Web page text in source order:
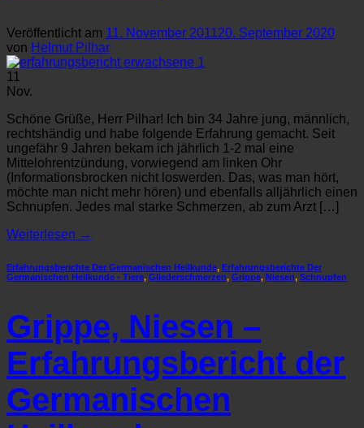
Veröffentlicht am 11. November 201120. September 2020
von Helmut Pilhar
11
Nov.
Schöne Grüße, Herr Pilhar! Ich bin 34 Jahre jung, männlich,
rechtshändig und habe folgende Erfahrung gemacht. Seit
ungefähr 9 Jahren bekam ich jährlich 1-2 mal eine
Mittelohrentzündung, vorwiegend am linken Ohr
(Informationsbrocken nicht loswerden. Das, was man hört,
möchte man nicht mehr hören) und ebenfalls alljährlich einen
Schnupfen. Jedes mal starke Schmerzen, ab zum Arzt […]
Weiterlesen →
Erfahrungsberichte Der Germanischen Heilkunde, Erfahrungsberichte Der
Germanischen Heilkunde - Tiere, Gliederschmerzen, Grippe, Niesen, Schnupfen
Grippe, Niesen –
Erfahrungsbericht der
Germanischen